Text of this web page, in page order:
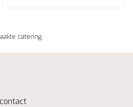
catering